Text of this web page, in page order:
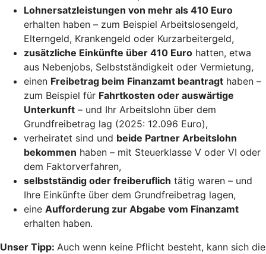
Lohnersatzleistungen von mehr als 410 Euro
erhalten haben – zum Beispiel Arbeitslosengeld,
Elterngeld, Krankengeld oder Kurzarbeitergeld,
zusätzliche Einkünfte über 410 Euro hatten, etwa
aus Nebenjobs, Selbstständigkeit oder Vermietung,
einen Freibetrag beim Finanzamt beantragt haben –
zum Beispiel für Fahrtkosten oder auswärtige
Unterkunft – und Ihr Arbeitslohn über dem
Grundfreibetrag lag (2025: 12.096 Euro),
verheiratet sind und beide Partner Arbeitslohn
bekommen haben – mit Steuerklasse V oder VI oder
dem Faktorverfahren,
selbstständig oder freiberuflich tätig waren – und
Ihre Einkünfte über dem Grundfreibetrag lagen,
eine Aufforderung zur Abgabe vom Finanzamt
erhalten haben.
Unser Tipp: Auch wenn keine Pflicht besteht, kann sich die